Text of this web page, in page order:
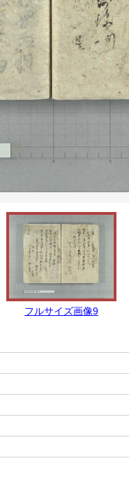
フルサイズ画像9